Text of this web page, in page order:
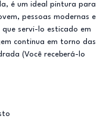
é um ideal pintura para
pessoas modernas e
servi-lo esticado em
continua em torno das
(Você receberá-lo